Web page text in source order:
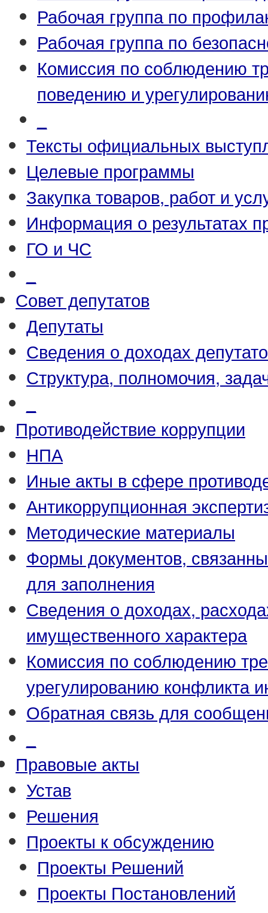
Рабочая группа по
Рабочая группа по
Комиссия по соблюдению
поведению и
Тексты официальных
Целевые программы
Закупка товаров, работ и
Информация о результатах
ГО и ЧС
Совет депутатов
Депутаты
Сведения о доходах
Структура, полномочия,
Противодействие коррупции
НПА
Иные акты в сфере
Антикоррупционная
Методические материалы
Формы документов,
для заполнения
Сведения о доходах,
имущественного характера
Комиссия по соблюдению
урегулированию конфликта
Обратная связь для
Правовые акты
Устав
Решения
Проекты к обсуждению
Проекты Решений
Проекты Постановлений